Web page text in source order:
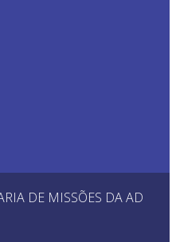
DE MISSÕES DA AD